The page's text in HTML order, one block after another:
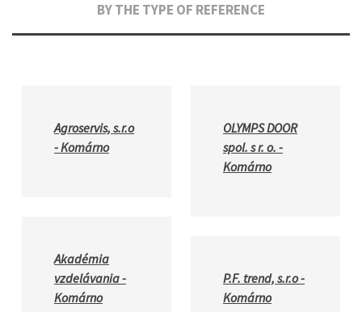
BY THE TYPE OF REFERENCE
Agroservis, s.r.o
- Komárno
Akadémia
vzdelávania -
Komárno
OLYMPS DOOR
spol. s r. o. -
Komárno
P.F. trend, s.r.o -
Komárno